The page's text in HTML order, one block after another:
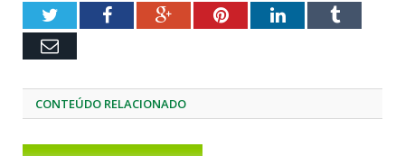
TwitterFacebookGoogle+PinterestLinkedInTumblr
Email
CONTEÚDO RELACIONADO